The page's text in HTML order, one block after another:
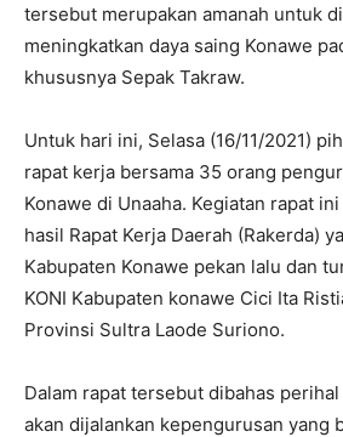
tersebut merupakan amanah untuk
meningkatkan daya saing Konawe
khususnya Sepak Takraw.
Untuk hari ini, Selasa (16/11/2021)
rapat kerja bersama 35 orang
Konawe di Unaaha. Kegiatan rapat
hasil Rapat Kerja Daerah (Rakerda)
Kabupaten Konawe pekan lalu dan
KONI Kabupaten konawe Cici Ita
Provinsi Sultra Laode Suriono.
Dalam rapat tersebut dibahas
akan dijalankan kepengurusan yang